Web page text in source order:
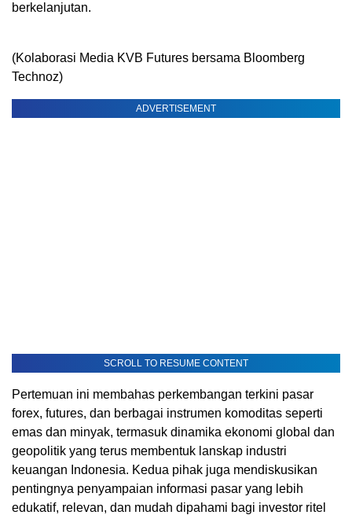
berkelanjutan.
(Kolaborasi Media KVB Futures bersama Bloomberg
Technoz)
ADVERTISEMENT
SCROLL TO RESUME CONTENT
Pertemuan ini membahas perkembangan terkini pasar
forex, futures, dan berbagai instrumen komoditas seperti
emas dan minyak, termasuk dinamika ekonomi global dan
geopolitik yang terus membentuk lanskap industri
keuangan Indonesia. Kedua pihak juga mendiskusikan
pentingnya penyampaian informasi pasar yang lebih
edukatif, relevan, dan mudah dipahami bagi investor ritel